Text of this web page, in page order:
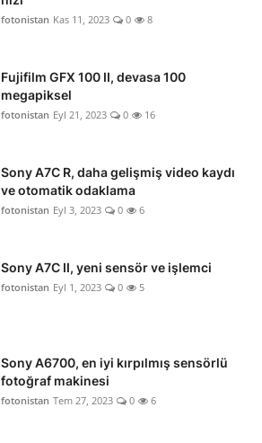
fotonistan Kas 11, 2023 0 8
Fujifilm GFX 100 II, devasa 100
megapiksel
fotonistan Eyl 21, 2023 0 16
Sony A7C R, daha gelişmiş video kaydı
ve otomatik odaklama
fotonistan Eyl 3, 2023 0 6
Sony A7C II, yeni sensör ve işlemci
fotonistan Eyl 1, 2023 0 5
Sony A6700, en iyi kırpılmış sensörlü
fotoğraf makinesi
fotonistan Tem 27, 2023 0 6